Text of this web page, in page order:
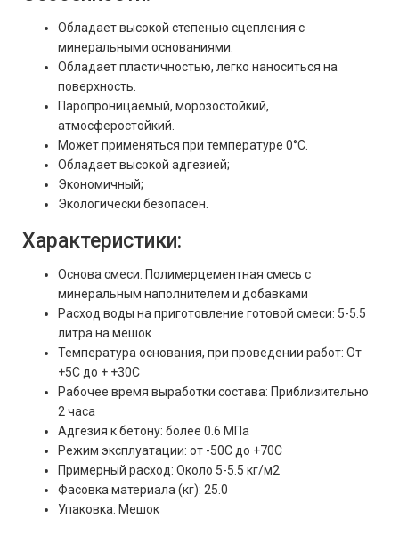
Обладает высокой степенью сцепления с
минеральными основаниями.
Обладает пластичностью, легко наноситься на
поверхность.
Паропроницаемый, морозостойкий,
атмосферостойкий.
Может применяться при температуре 0°С.
Обладает высокой адгезией;
Экономичный;
Экологически безопасен.
Характеристики:
Основа смеси: Полимерцементная смесь с
минеральным наполнителем и добавками
Расход воды на приготовление готовой смеси: 5-5.5
литра на мешок
Температура основания, при проведении работ: От
+5С до + +30С
Рабочее время выработки состава: Приблизительно
2 часа
Адгезия к бетону: более 0.6 МПа
Режим эксплуатации: от -50С до +70С
Примерный расход: Около 5-5.5 кг/м2
Фасовка материала (кг): 25.0
Упаковка: Мешок